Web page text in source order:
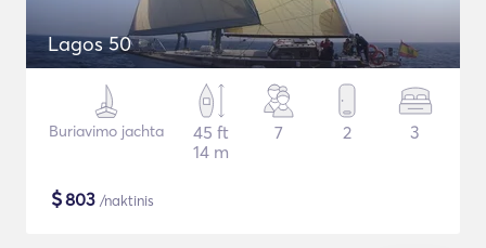
Lagos 50
Buriavimo jachta
45 ft
14 m
7 2 3
$803 /naktinis